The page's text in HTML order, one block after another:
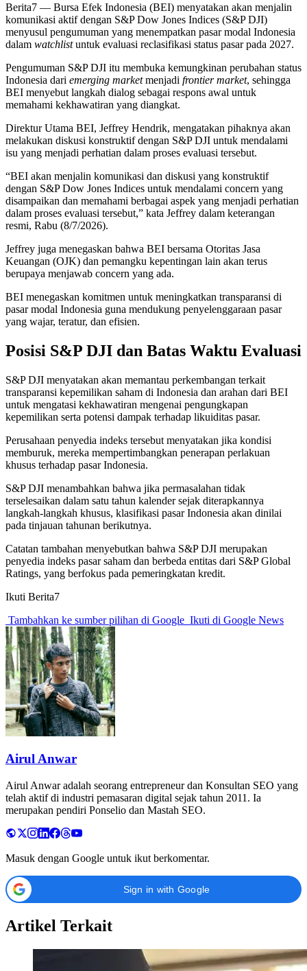
Berita7 — Bursa Efek Indonesia (BEI) menyatakan akan menjalin
komunikasi aktif dengan S&P Dow Jones Indices (S&P DJI)
menyusul pengumuman yang menempatkan pasar modal Indonesia
dalam watchlistuntuk evaluasi reclasifikasi status pasar pada 2027.
Pengumuman S&P DJI itu membuka kemungkinan perubahan status
Indonesia dari emerging marketmenjadi frontier market, sehingga
BEI menyebut langkah dialog sebagai respons awal untuk
memahami kekhawatiran yang diangkat.
Direktur Utama BEI, Jeffrey Hendrik, mengatakan pihaknya akan
melakukan diskusi konstruktif dengan S&P DJI untuk mendalami
isu yang menjadi perhatian dalam proses evaluasi tersebut.
“BEI akan menjalin komunikasi dan diskusi yang konstruktif
dengan S&P Dow Jones Indices untuk mendalami concern yang
disampaikan dan memahami berbagai aspek yang menjadi perhatian
dalam proses evaluasi tersebut,” kata Jeffrey dalam keterangan
resmi, Rabu (8/7/2026).
Jeffrey juga menegaskan bahwa BEI bersama Otoritas Jasa
Keuangan (OJK) dan pemangku kepentingan lain akan terus
berupaya menjawab concern yang ada.
BEI menegaskan komitmen untuk meningkatkan transparansi di
pasar modal Indonesia guna mendukung penyelenggaraan pasar
yang wajar, teratur, dan efisien.
Posisi S&P DJI dan Batas Waktu Evaluasi
S&P DJI menyatakan akan memantau perkembangan terkait
transparansi kepemilikan saham di Indonesia dan arahan dari BEI
untuk mengatasi kekhawatiran mengenai pengungkapan
kepemilikan serta potensi dampak terhadap likuiditas pasar.
Perusahaan penyedia indeks tersebut menyatakan jika kondisi
memburuk, mereka mempertimbangkan penerapan perlakuan
khusus terhadap pasar Indonesia.
S&P DJI menambahkan bahwa jika permasalahan tidak
terselesaikan dalam satu tahun kalender sejak diterapkannya
langkah-langkah khusus, klasifikasi pasar Indonesia akan dinilai
pada tinjauan tahunan berikutnya.
Catatan tambahan menyebutkan bahwa S&P DJI merupakan
penyedia indeks pasar saham dan berbeda entitas dari S&P Global
Ratings, yang berfokus pada pemeringkatan kredit.
Ikuti Berita7
Tambahkan ke sumber pilihan di Google Ikuti di Google News
Airul Anwar
Airul Anwar adalah seorang entrepreneur dan Konsultan SEO yang
telah aktif di industri pemasaran digital sejak tahun 2011. Ia
merupakan pendiri Ponselio dan Mastah SEO.
Masuk dengan Google untuk ikut berkomentar.
Sign in with Google
Artikel Terkait